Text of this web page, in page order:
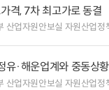
격, 7차 최고가로 동결
산업자원안보실 자원산업정
유·해운업계와 중동상
산업자원안보실 자원산업정